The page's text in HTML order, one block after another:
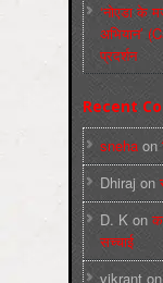
‘नोएडा के
अभियान’
प्रदर्शन
Recent
sneha on
Dhiraj on
D. K on
सच्चाई
vikrant